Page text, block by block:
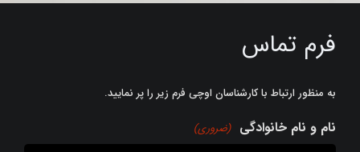
فرم تماس
به منظور ارتباط با کارشناسان اوچی فرم زیر را پر نمایید.
نام و نام خانوادگی (ضروری)